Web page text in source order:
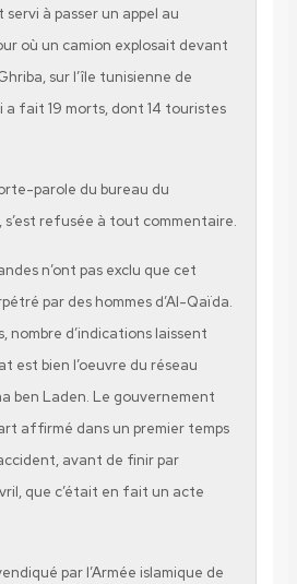
à passer un appel au
où un camion explosait devant
sur l’île tunisienne de
fait 19 morts, dont 14 touristes
parole du bureau du
s’est refusée à tout commentaire.
n’ont pas exclu que cet
par des hommes d’Al-Qaïda.
nombre d’indications laissent
est bien l’oeuvre du réseau
ben Laden. Le gouvernement
affirmé dans un premier temps
accident, avant de finir par
que c’était en fait un acte
par l’Armée islamique de